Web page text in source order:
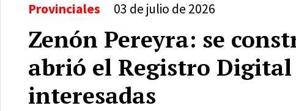
Zenón Pereyra: se
abrió el Registro
interesadas
Provinciales 03 de julio de 2026